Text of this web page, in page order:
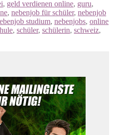
, geld verdienen online, guru,
, nebenjob für schüler, nebenjob
studium, nebenjobs, online
, schüler, schülerin, schweiz,